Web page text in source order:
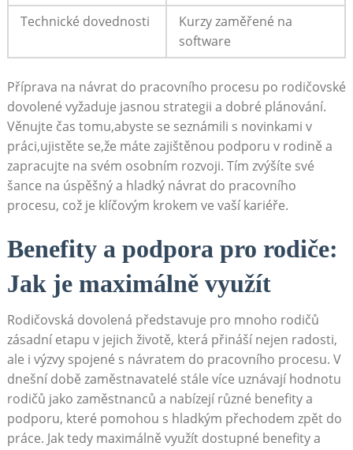
Technické dovednosti
Kurzy‍ zaměřené na
software
Příprava ‌na návrat do ⁢pracovního procesu po⁢ rodičovské
dovolené vyžaduje jasnou strategii​ a dobré plánování.
Věnujte čas tomu,abyste se‍ seznámili s novinkami v
práci,ujistěte se,že máte zajištěnou podporu⁤ v rodině ‌a
zapracujte​ na svém osobním​ rozvoji. ‌Tím zvýšíte⁢ své
šance na úspěšný⁤ a hladký návrat do pracovního‌
procesu, což ‌je klíčovým ⁢krokem ⁢ve vaší ⁣kariéře.
Benefity‌ a podpora pro rodiče:
Jak je maximálně využít
Rodičovská​ dovolená představuje pro mnoho rodičů
zásadní etapu v jejich životě, která přináší nejen ⁢radosti,
ale i výzvy spojené s návratem do pracovního ‍procesu. V
dnešní době zaměstnavatelé stále více uznávají hodnotu
rodičů ​jako zaměstnanců a nabízejí ​různé benefity a
podporu, které pomohou s hladkým přechodem zpět do
práce. Jak tedy maximálně využít dostupné‌ benefity a‌